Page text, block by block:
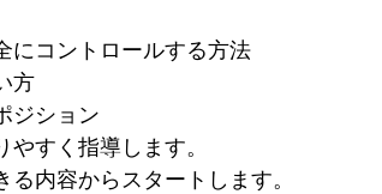
にコントロールする方法
方
ジション
すく指導します。
る内容からスタートします。